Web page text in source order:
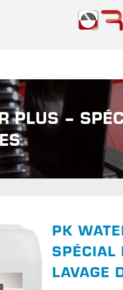
PLUS –
PK
SPÉCIAL
LAVAGE